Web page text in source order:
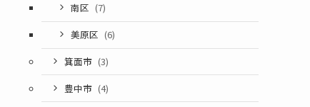
南区 (7)
美原区 (6)
箕面市 (3)
豊中市 (4)